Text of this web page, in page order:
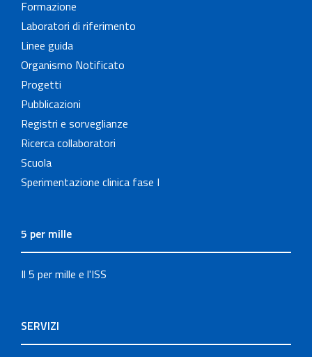
Formazione
Laboratori di riferimento
Linee guida
Organismo Notificato
Progetti
Pubblicazioni
Registri e sorveglianze
Ricerca collaboratori
Scuola
Sperimentazione clinica fase I
5 per mille
Il 5 per mille e l'ISS
SERVIZI